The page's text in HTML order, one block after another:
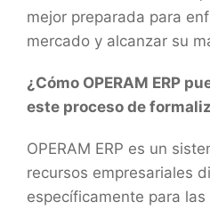
mejor preparada para
mercado y alcanzar su
¿Cómo OPERAM ERP
este proceso de
OPERAM ERP es un
recursos empresariales
específicamente para